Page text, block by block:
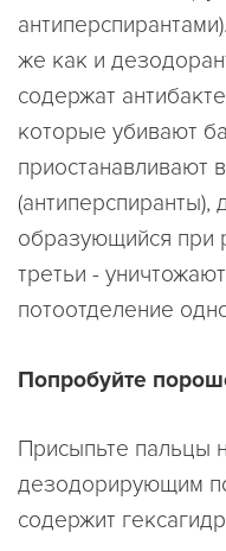
же как и
содержат
которые убивают
приостанавливают
(антиперспиранты),
образующийся при
третьи -
потоотделение
Попробуйте
Присыпьте пальцы
дезодорирующим
содержит